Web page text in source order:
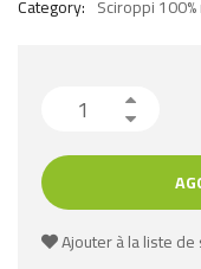
Category: Sciroppi
Ajouter à la liste de